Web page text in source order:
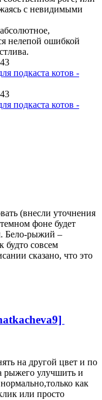
с невидимыми
нелепой ошибкой
(внесли уточнения
фоне будет
Бело-рыжий –
будто совсем
сказано, что это
на другой цвет и по
рыжего улучшить и
как
или просто